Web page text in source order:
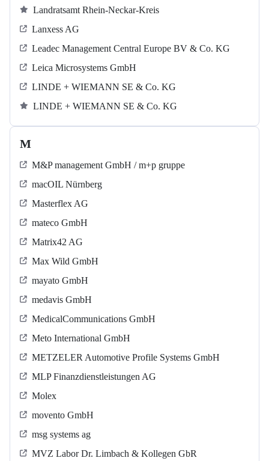
Landratsamt Rhein-Neckar-Kreis
Lanxess AG
Leadec Management Central Europe BV & Co. KG
Leica Microsystems GmbH
LINDE + WIEMANN SE & Co. KG
LINDE + WIEMANN SE & Co. KG
M
M&P management GmbH / m+p gruppe
macOIL Nürnberg
Masterflex AG
mateco GmbH
Matrix42 AG
Max Wild GmbH
mayato GmbH
medavis GmbH
MedicalCommunications GmbH
Meto International GmbH
METZELER Automotive Profile Systems GmbH
MLP Finanzdienstleistungen AG
Molex
movento GmbH
msg systems ag
MVZ Labor Dr. Limbach & Kollegen GbR